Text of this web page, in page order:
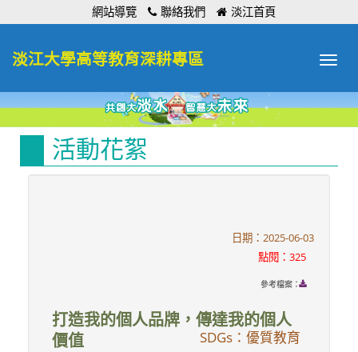
網站導覽 聯絡我們 淡江首頁
Toggle
淡江大學高等教育深耕專區
活動花絮
日期：2025-06-03
點閱：325
參考檔案：
打造我的個人品牌，傳達我的個人
價值
SDGs：優質教育